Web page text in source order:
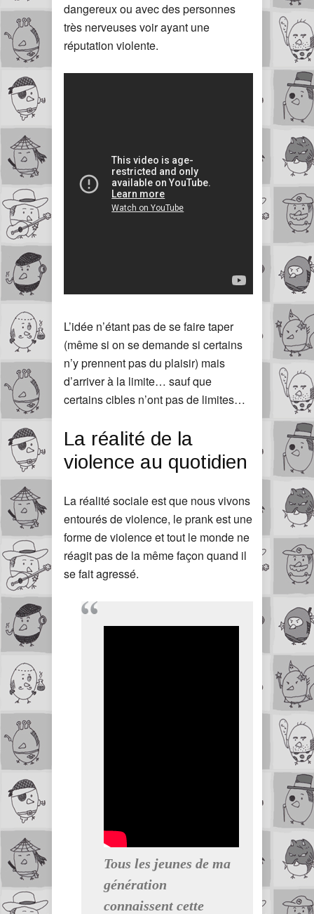
dangereux ou avec des personnes
très nerveuses voir ayant une
réputation violente.
L’idée n’étant pas de se faire taper
(même si on se demande si certains
n’y prennent pas du plaisir) mais
d’arriver à la limite… sauf que
certains cibles n’ont pas de limites…
La réalité de la
violence au quotidien
La réalité sociale est que nous vivons
entourés de violence, le prank est une
forme de violence et tout le monde ne
réagit pas de la même façon quand il
se fait agressé.
Tous les jeunes de ma
génération
connaissent cette